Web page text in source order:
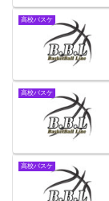
高校バスケ
高校バスケ
高校バスケ